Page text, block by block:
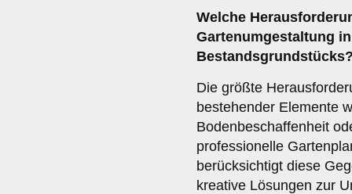
Welche
Gartenumgestaltung
Die größte
bestehender Elemente
Bodenbeschaffenheit
professionelle
berücksichtigt diese
kreative Lösungen zur